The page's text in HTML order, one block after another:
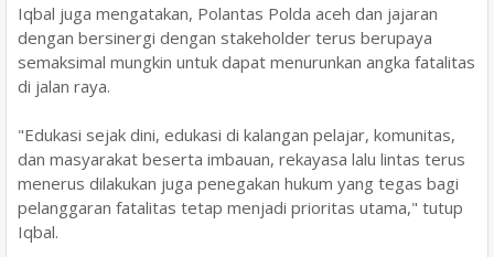
Iqbal juga mengatakan, Polantas Polda aceh dan jajaran
dengan bersinergi dengan stakeholder terus berupaya
semaksimal mungkin untuk dapat menurunkan angka fatalitas
di jalan raya.
"Edukasi sejak dini, edukasi di kalangan pelajar, komunitas,
dan masyarakat beserta imbauan, rekayasa lalu lintas terus
menerus dilakukan juga penegakan hukum yang tegas bagi
pelanggaran fatalitas tetap menjadi prioritas utama," tutup
Iqbal.